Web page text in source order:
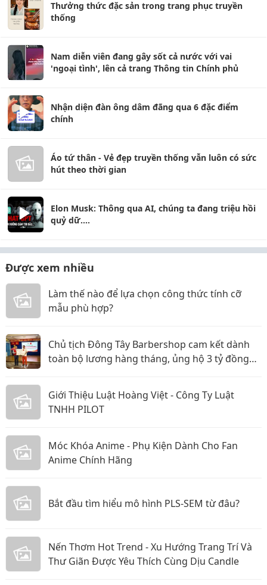
Thưởng thức đặc sản trong trang phục truyền
thống
Nam diễn viên đang gây sốt cả nước với vai
'ngoại tình', lên cả trang Thông tin Chính phủ
Nhận diện đàn ông dâm đãng qua 6 đặc điểm
chính
Áo tứ thân - Vẻ đẹp truyền thống vẫn luôn có sức
hút theo thời gian
Elon Musk: Thông qua AI, chúng ta đang triệu hồi
quỷ dữ....
Được xem nhiều
Làm thế nào để lựa chọn công thức tính cỡ
mẫu phù hợp?
Chủ tịch Đông Tây Barbershop cam kết dành
toàn bộ lương hàng tháng, ủng hộ 3 tỷ đồng
Giới Thiệu Luật Hoàng Việt - Công Ty Luật
TNHH PILOT
Móc Khóa Anime - Phụ Kiện Dành Cho Fan
Anime Chính Hãng
Bắt đầu tìm hiểu mô hình PLS-SEM từ đâu?
Nến Thơm Hot Trend - Xu Hướng Trang Trí Và
Thư Giãn Được Yêu Thích Cùng Dịu Candle